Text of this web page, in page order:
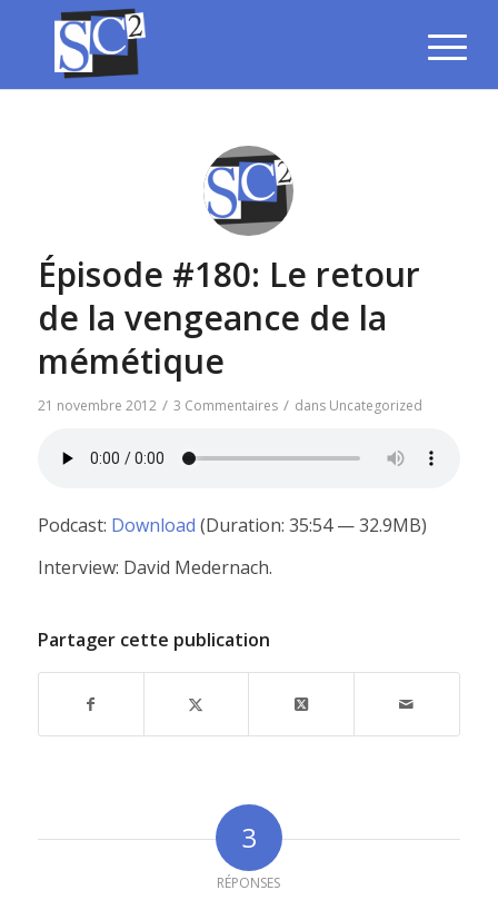
Épisode #180: Le retour
de la vengeance de la
mémétique
21 novembre 2012 / 3 Commentaires / dans Uncategorized
Podcast: Download (Duration: 35:54 — 32.9MB)
Interview: David Medernach.
Partager cette publication
3
RÉPONSES